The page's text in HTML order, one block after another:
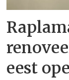
eest